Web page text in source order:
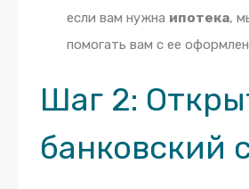
если вам нужна ипотека,
помогать вам с ее
Шаг 2:
банковский